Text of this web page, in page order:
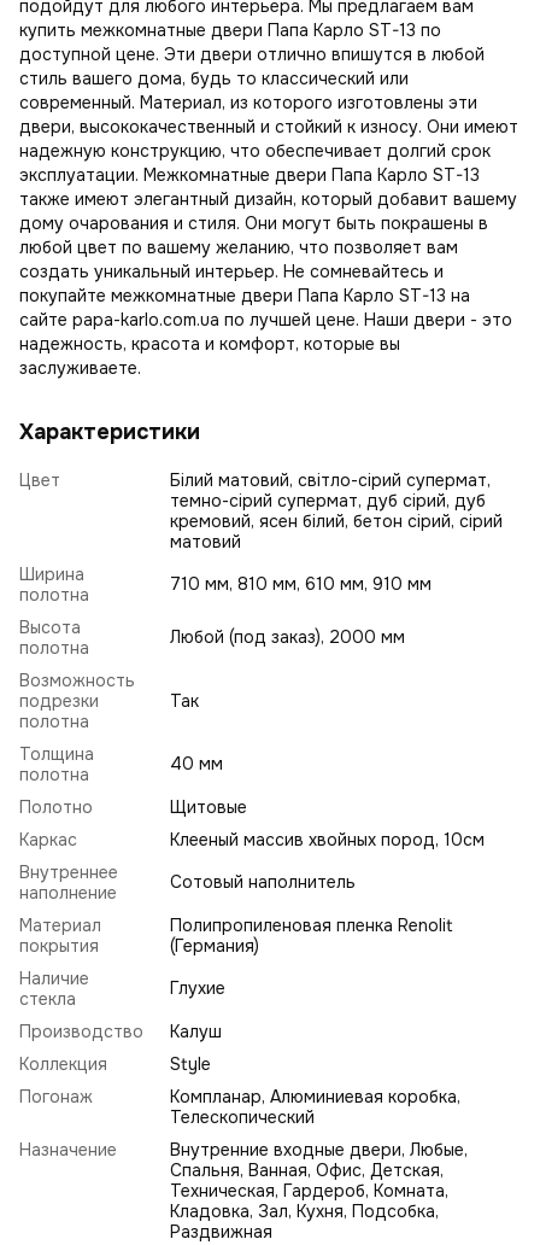
подойдут для любого интерьера. Мы предлагаем вам
купить межкомнатные двери Папа Карло ST-13 по
доступной цене. Эти двери отлично впишутся в любой
стиль вашего дома, будь то классический или
современный. Материал, из которого изготовлены эти
двери, высококачественный и стойкий к износу. Они имеют
надежную конструкцию, что обеспечивает долгий срок
эксплуатации. Межкомнатные двери Папа Карло ST-13
также имеют элегантный дизайн, который добавит вашему
дому очарования и стиля. Они могут быть покрашены в
любой цвет по вашему желанию, что позволяет вам
создать уникальный интерьер. Не сомневайтесь и
покупайте межкомнатные двери Папа Карло ST-13 на
сайте papa-karlo.com.ua по лучшей цене. Наши двери - это
надежность, красота и комфорт, которые вы
заслуживаете.
Характеристики
Цвет
Білий матовий, світло-сірий супермат,
темно-сірий супермат, дуб сірий, дуб
кремовий, ясен білий, бетон сірий, сірий
матовий
Ширина
полотна
710 мм, 810 мм, 610 мм, 910 мм
Высота
полотна
Любой (под заказ), 2000 мм
Возможность
подрезки
полотна
Так
Толщина
полотна
40 мм
Полотно
Щитовые
Каркас
Клееный массив хвойных пород, 10см
Внутреннее
наполнение
Сотовый наполнитель
Материал
покрытия
Полипропиленовая пленка Renolit
(Германия)
Наличие
стекла
Глухие
Производство
Калуш
Коллекция
Style
Погонаж
Компланар, Алюминиевая коробка,
Телескопический
Назначение
Внутренние входные двери, Любые,
Спальня, Ванная, Офис, Детская,
Техническая, Гардероб, Комната,
Кладовка, Зал, Кухня, Подсобка,
Раздвижная